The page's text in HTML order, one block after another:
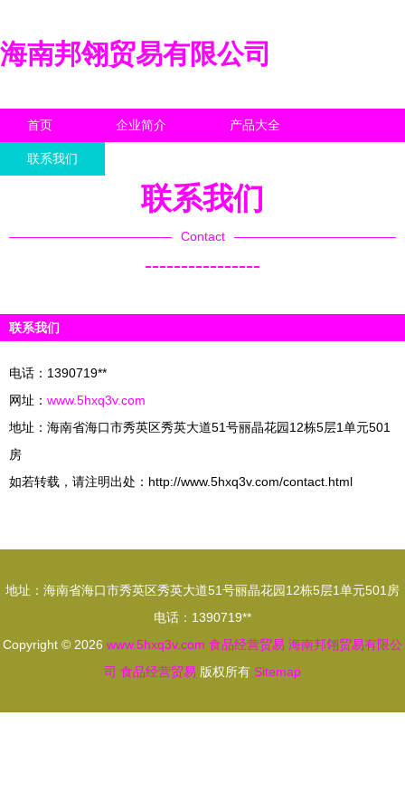
海南邦翎贸易有限公司
首页 企业简介 产品大全
联系我们
联系我们
Contact
----------------
联系我们
电话：1390719**
网址： www.5hxq3v.com
地址：海南省海口市秀英区秀英大道51号丽晶花园12栋5层1单元501
房
如若转载，请注明出处：http://www.5hxq3v.com/contact.html
地址：海南省海口市秀英区秀英大道51号丽晶花园12栋5层1单元501房
电话：1390719**
Copyright © 2026 www.5hxq3v.com 食品经营贸易 海南邦翎贸易有限公
司 食品经营贸易 版权所有 Sitemap